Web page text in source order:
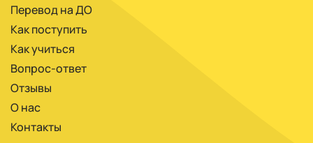
Перевод на ДО
Как поступить
Как учиться
Вопрос-ответ
Отзывы
О нас
Контакты